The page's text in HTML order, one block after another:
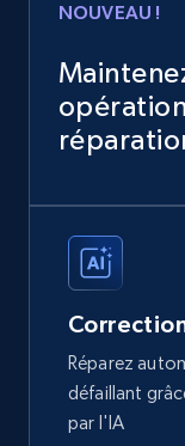
NOUVEAU !
Réparez
défaillant
par l'IA